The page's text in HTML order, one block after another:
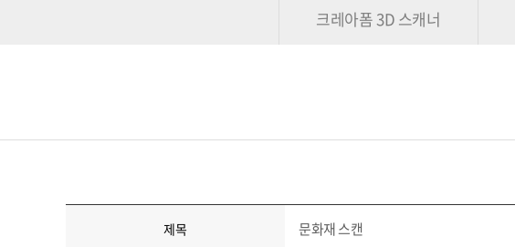
크레아폼 3D 스캐너
제목 문화재 스캔